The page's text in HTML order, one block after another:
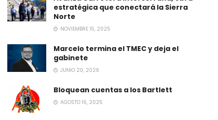
estratégica que conectará la Sierra
Norte
NOVIEMBRE 15, 2025
Marcelo termina el TMEC y deja el
gabinete
JUNIO 20, 2026
Bloquean cuentas a los Bartlett
AGOSTO 16, 2025